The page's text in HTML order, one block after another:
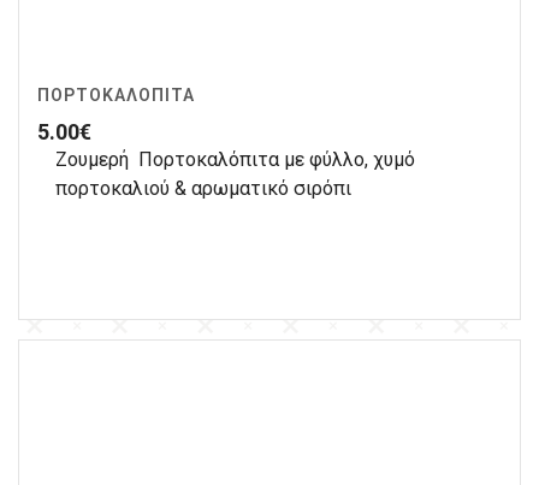
ΠΟΡΤΟΚΑΛΌΠΙΤΑ
5.00€
Ζουμερή Πορτοκαλόπιτα με φύλλο, χυμό
πορτοκαλιού & αρωματικό σιρόπι